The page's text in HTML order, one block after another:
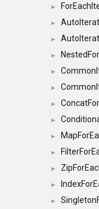
►
►
►
►
►
►
►
►
►
►
►
►
►